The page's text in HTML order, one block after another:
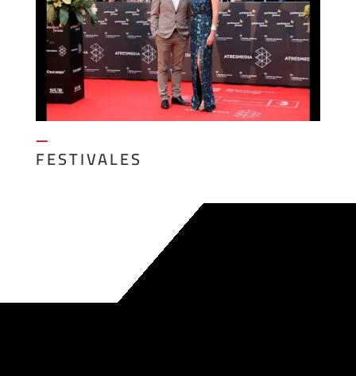
—
FESTIVALES